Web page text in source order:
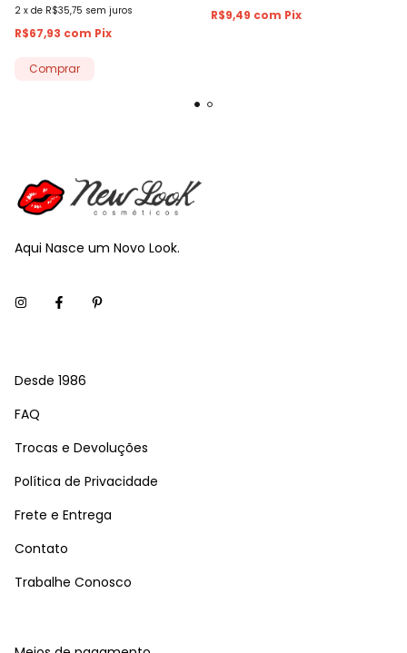
2 x de R$35,75 sem juros
R$67,93 com Pix
R$9,49 com Pix
Aqui Nasce um Novo Look.
Desde 1986
FAQ
Trocas e Devoluções
Política de Privacidade
Frete e Entrega
Contato
Trabalhe Conosco